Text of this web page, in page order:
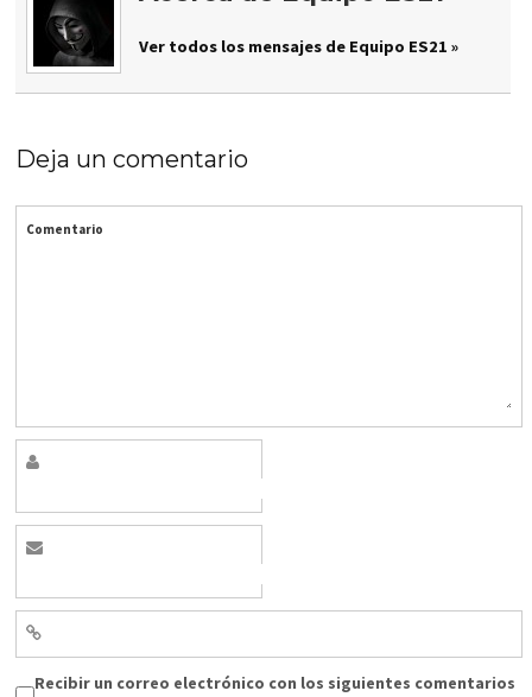
Ver todos los mensajes de Equipo ES21 »
Deja un comentario
Comentario
Recibir un correo electrónico con los siguientes comentarios